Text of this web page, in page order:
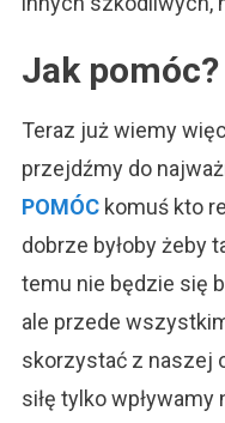
Jak pomóc?
Teraz już wiemy
przejdźmy do
POMÓCkomuś kto
dobrze byłoby żeby
temu nie będzie się
ale przede
skorzystać z naszej
siłę tylko